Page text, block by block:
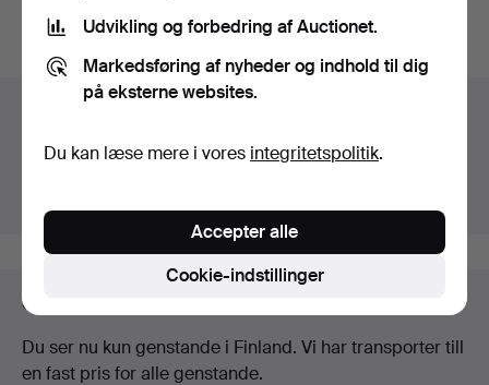
Overvåg søgning
Du søger i vores arkiv med afsluttede auktioner.
Genstande i Finland
Du ser nu kun genstande i Finland. Vi har transporter till
en fast pris for alle genstande.
Udvikling og forbedring af Auctionet.
Markedsføring af nyheder og indhold til dig
på eksterne websites.
Du kan læse mere i vores integritetspolitik.
Cookie-indstillinger
Accepter alle